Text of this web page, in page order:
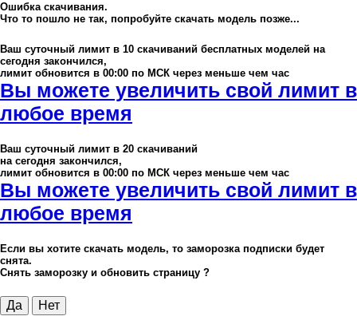
Ошибка скачивания.
Что то пошло не так, попробуйте скачать модель позже...
Ваш суточный лимит в 10 скачиваний бесплатных моделей на
сегодня закончился,
лимит обновится в 00:00 по МСК через меньше чем час
Вы можете увеличить свой лимит в
любое время
Ваш суточный лимит в 20 скачиваний
на сегодня закончился,
лимит обновится в 00:00 по МСК через меньше чем час
Вы можете увеличить свой лимит в
любое время
Если вы хотите скачать модель, то заморозка подписки будет
снята.
Снять заморозку и обновить страницу ?
Да Нет